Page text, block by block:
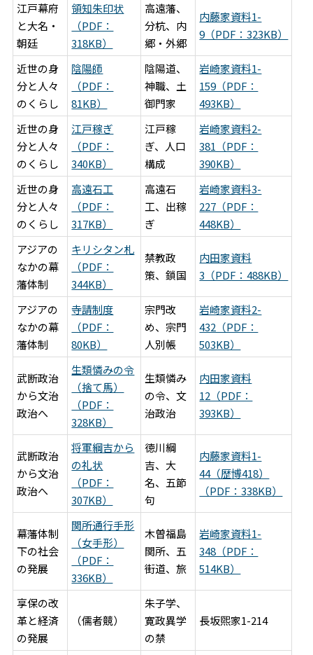
江戸幕府
と大名・
朝廷
領知朱印状
（PDF：
318KB）
高遠藩、
分杭、内
郷・外郷
内藤家資料1-
9（PDF：323KB）
近世の身
分と人々
のくらし
陰陽師
（PDF：
81KB）
陰陽道、
神職、土
御門家
岩崎家資料1-
159（PDF：
493KB）
近世の身
分と人々
のくらし
江戸稼ぎ
（PDF：
340KB）
江戸稼
ぎ、人口
構成
岩崎家資料2-
381（PDF：
390KB）
近世の身
分と人々
のくらし
高遠石工
（PDF：
317KB）
高遠石
工、出稼
ぎ
岩崎家資料3-
227（PDF：
448KB）
アジアの
なかの幕
藩体制
キリシタン札
（PDF：
344KB）
禁教政
策、鎖国
内田家資料
3（PDF：488KB）
アジアの
なかの幕
藩体制
寺請制度
（PDF：
80KB）
宗門改
め、宗門
人別帳
岩崎家資料2-
432（PDF：
503KB）
武断政治
から文治
政治へ
生類憐みの令
（捨て馬）
（PDF：
328KB）
生類憐み
の令、文
治政治
内田家資料
12（PDF：
393KB）
武断政治
から文治
政治へ
将軍綱吉から
の礼状
（PDF：
307KB）
徳川綱
吉、大
名、五節
句
内藤家資料1-
44（歴博418）
（PDF：338KB）
幕藩体制
下の社会
の発展
関所通行手形
（女手形）
（PDF：
336KB）
木曽福島
関所、五
街道、旅
岩崎家資料1-
348（PDF：
514KB）
享保の改
革と経済
の発展
（儒者競）
朱子学、
寛政異学
の禁
長坂煕家1-214